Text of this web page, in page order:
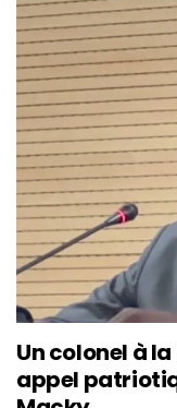
Un colonel à
appel